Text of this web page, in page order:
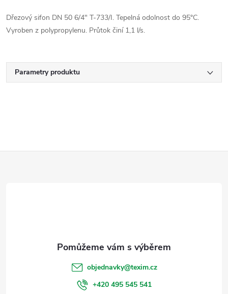
Dřezový sifon DN 50 6/4" T-733/I. Tepelná odolnost do 95°C.
Vyroben z polypropylenu. Průtok činí 1,1 l/s.
Parametry produktu
objednavky@texim.cz
+420 495 545 541